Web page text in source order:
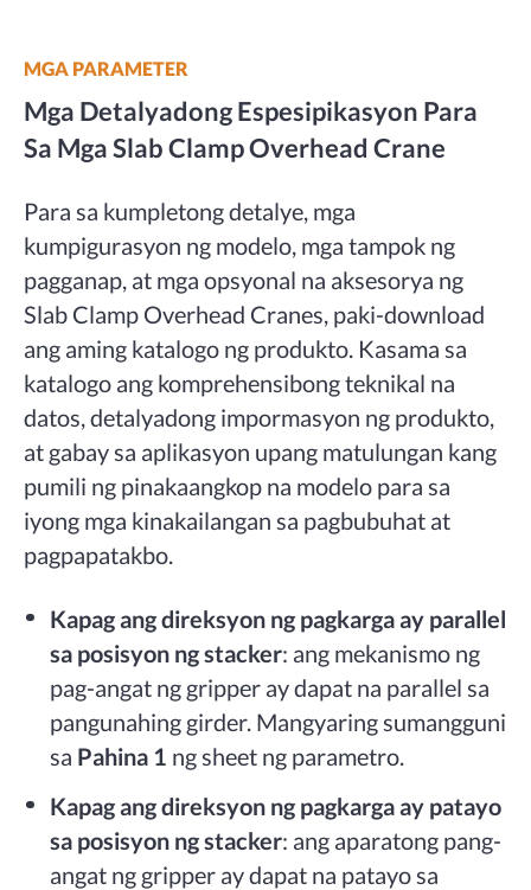
MGA PARAMETER
Mga Detalyadong Espesipikasyon Para
Sa Mga Slab Clamp Overhead Crane
Para sa kumpletong detalye, mga
kumpigurasyon ng modelo, mga tampok ng
pagganap, at mga opsyonal na aksesorya ng
Slab Clamp Overhead Cranes, paki-download
ang aming katalogo ng produkto. Kasama sa
katalogo ang komprehensibong teknikal na
datos, detalyadong impormasyon ng produkto,
at gabay sa aplikasyon upang matulungan kang
pumili ng pinakaangkop na modelo para sa
iyong mga kinakailangan sa pagbubuhat at
pagpapatakbo.
Kapag ang direksyon ng pagkarga ay parallel
sa posisyon ng stacker: ang mekanismo ng
pag-angat ng gripper ay dapat na parallel sa
pangunahing girder. Mangyaring sumangguni
sa Pahina 1 ng sheet ng parametro.
Kapag ang direksyon ng pagkarga ay patayo
sa posisyon ng stacker: ang aparatong pang-
angat ng gripper ay dapat na patayo sa